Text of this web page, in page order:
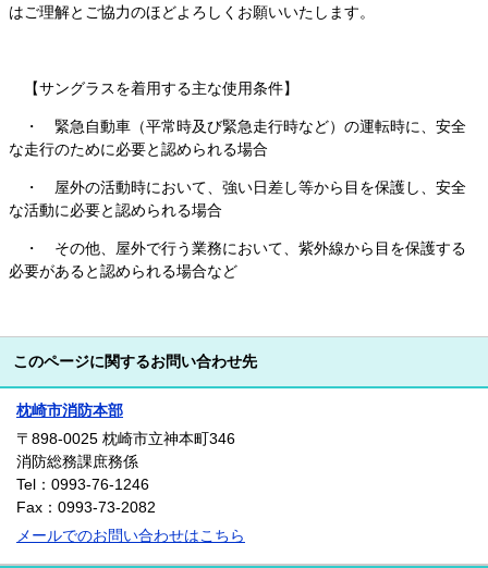
はご理解とご協力のほどよろしくお願いいたします。
【サングラスを着用する主な使用条件】
・ 緊急自動車（平常時及び緊急走行時など）の運転時に、安全
な走行のために必要と認められる場合
・ 屋外の活動時において、強い日差し等から目を保護し、安全
な活動に必要と認められる場合
・ その他、屋外で行う業務において、紫外線から目を保護する
必要があると認められる場合​など
このページに関するお問い合わせ先
枕崎市消防本部
〒898-0025 枕崎市立神本町346
消防総務課庶務係
Tel：0993-76-1246
Fax：0993-73-2082
メールでのお問い合わせはこちら